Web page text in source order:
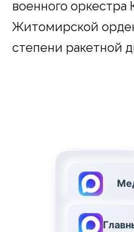
военного оркестра
Житомирской
степени ракетной